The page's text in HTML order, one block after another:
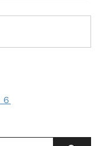
【持ち物】サッカ
きる格好・靴※・
後練習用）・サン
タオル・お弁当
アカデミー 対
ン滋賀 三重サッカ